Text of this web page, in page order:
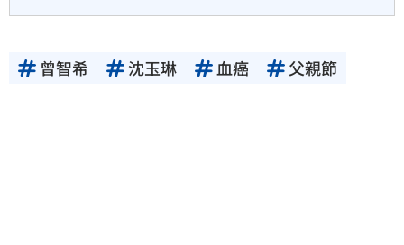
曾智希 沈玉琳 血癌 父親節